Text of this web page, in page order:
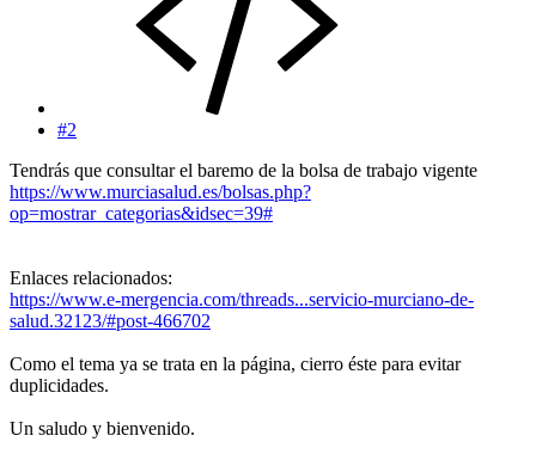
#2
Tendrás que consultar el baremo de la bolsa de trabajo vigente
https://www.murciasalud.es/bolsas.php?
op=mostrar_categorias&idsec=39#
Enlaces relacionados:
https://www.e-mergencia.com/threads...servicio-murciano-de-
salud.32123/#post-466702
Como el tema ya se trata en la página, cierro éste para evitar
duplicidades.
Un saludo y bienvenido.